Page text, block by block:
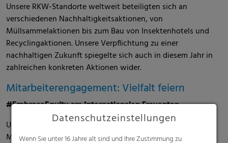
Unsere RKW-Standorte weltweit beteiligten sich an
verschiedenen Nachhaltigkeitsaktionen, von
Müllsammelaktionen bis zum Bau von Insektenhotels und
Recyclingaktionen. Unsere Verpflichtung zu einer
nachhaltigen Zukunft spiegelte sich auch in diesem Jahr in
zahlreichen konkreten Aktionen wider.
Mitarbeiterengagement: Vielfalt feiern
#EmbraceEquity am Internationalen Frauentag
Unter dem Motto #EmbraceEquity feierten unsere
Mitarbeitenden am 8. März den Internationalen Frauentag.
Datenschutzeinstellungen
Wenn Sie unter 16 Jahre alt sind und Ihre Zustimmung zu